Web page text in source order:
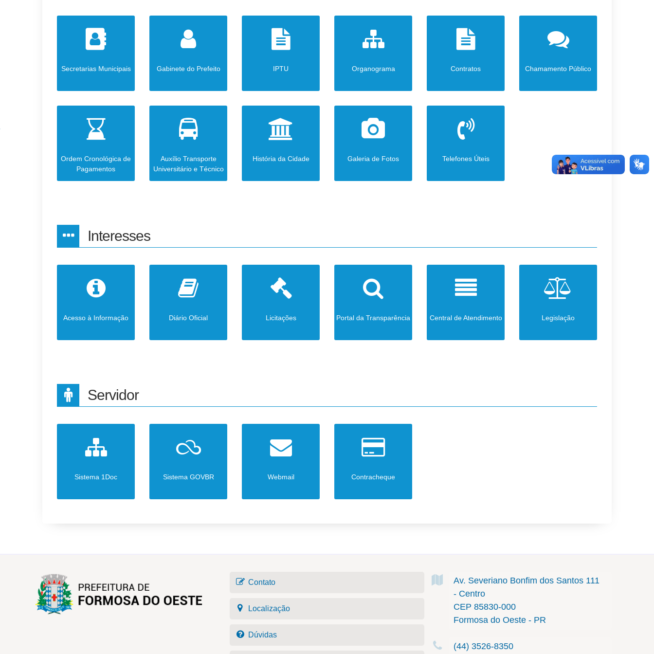
Secretarias Municipais Gabinete do Prefeito IPTU Organograma Contratos Chamamento Público
Ordem Cronológica de
Pagamentos
Auxílio Transporte
Universitário e Técnico
História da Cidade Galeria de Fotos Telefones Úteis
Interesses
Acesso à Informação Diário Oficial Licitações Portal da Transparência Central de Atendimento Legislação
Servidor
Sistema 1Doc Sistema GOVBR Webmail Contracheque
Contato
Localização
Dúvidas
Av. Severiano Bonfim dos Santos 111
- Centro
CEP 85830-000
Formosa do Oeste - PR
(44) 3526-8350